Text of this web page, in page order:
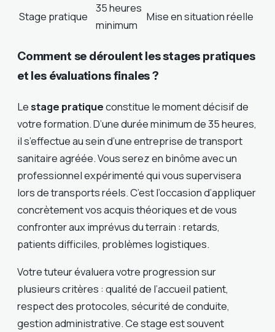
Stage pratique
35 heures
minimum
Mise en situation réelle
Comment se déroulent les stages pratiques
et les évaluations finales ?
Lestage pratiqueconstitue le moment décisif de
votre formation. D’une durée minimum de 35 heures,
il s’effectue au sein d’une entreprise de transport
sanitaire agréée. Vous serez en binôme avec un
professionnel expérimenté qui vous supervisera
lors de transports réels. C’est l’occasion d’appliquer
concrètement vos acquis théoriques et de vous
confronter aux imprévus du terrain : retards,
patients difficiles, problèmes logistiques.
Votre tuteur évaluera votre progression sur
plusieurs critères : qualité de l’accueil patient,
respect des protocoles, sécurité de conduite,
gestion administrative. Ce stage est souvent